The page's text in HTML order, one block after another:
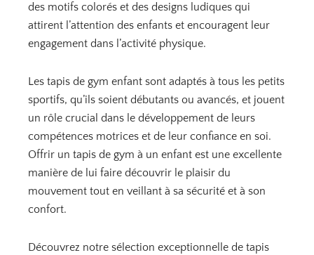
des motifs colorés et des designs ludiques qui
attirent l’attention des enfants et encouragent leur
engagement dans l’activité physique.
Les tapis de gym enfant sont adaptés à tous les petits
sportifs, qu’ils soient débutants ou avancés, et jouent
un rôle crucial dans le développement de leurs
compétences motrices et de leur confiance en soi.
Offrir un tapis de gym à un enfant est une excellente
manière de lui faire découvrir le plaisir du
mouvement tout en veillant à sa sécurité et à son
confort.
Découvrez notre sélection exceptionnelle de tapis